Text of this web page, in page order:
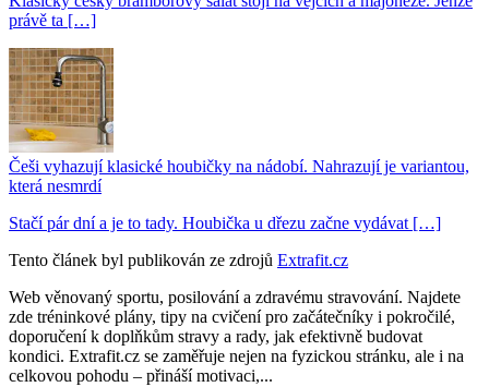
právě ta […]
Češi vyhazují klasické houbičky na nádobí. Nahrazují je variantou,
která nesmrdí
Stačí pár dní a je to tady. Houbička u dřezu začne vydávat […]
Tento článek byl publikován ze zdrojů Extrafit.cz
Web věnovaný sportu, posilování a zdravému stravování. Najdete
zde tréninkové plány, tipy na cvičení pro začátečníky i pokročilé,
doporučení k doplňkům stravy a rady, jak efektivně budovat
kondici. Extrafit.cz se zaměřuje nejen na fyzickou stránku, ale i na
celkovou pohodu – přináší motivaci,...